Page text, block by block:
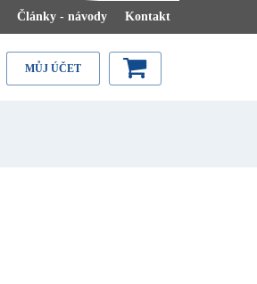
Články - návody Kontakt
MŮJ ÚČET